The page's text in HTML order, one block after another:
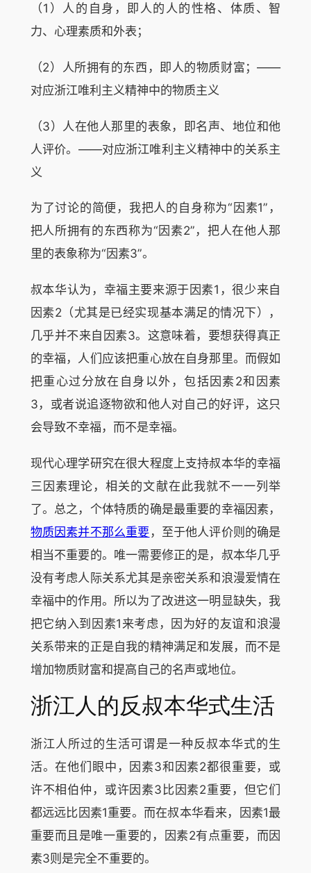
（1）人的自身，即人的人的性格、体质、智
力、心理素质和外表；
（2）人所拥有的东西，即人的物质财富；——
对应浙江唯利主义精神中的物质主义
（3）人在他人那里的表象，即名声、地位和他
人评价。——对应浙江唯利主义精神中的关系主
义
为了讨论的简便，我把人的自身称为“因素1”，
把人所拥有的东西称为“因素2”，把人在他人那
里的表象称为“因素3”。
叔本华认为，幸福主要来源于因素1，很少来自
因素2（尤其是已经实现基本满足的情况下），
几乎并不来自因素3。这意味着，要想获得真正
的幸福，人们应该把重心放在自身那里。而假如
把重心过分放在自身以外，包括因素2和因素
3，或者说追逐物欲和他人对自己的好评，这只
会导致不幸福，而不是幸福。
现代心理学研究在很大程度上支持叔本华的幸福
三因素理论，相关的文献在此我就不一一列举
了。总之，个体特质的确是最重要的幸福因素，
物质因素并不那么重要，至于他人评价则的确是
相当不重要的。唯一需要修正的是，叔本华几乎
没有考虑人际关系尤其是亲密关系和浪漫爱情在
幸福中的作用。所以为了改进这一明显缺失，我
把它纳入到因素1来考虑，因为好的友谊和浪漫
关系带来的正是自我的精神满足和发展，而不是
增加物质财富和提高自己的名声或地位。
浙江人的反叔本华式生活
浙江人所过的生活可谓是一种反叔本华式的生
活。在他们眼中，因素3和因素2都很重要，或
许不相伯仲，或许因素3比因素2重要，但它们
都远远比因素1重要。而在叔本华看来，因素1最
重要而且是唯一重要的，因素2有点重要，而因
素3则是完全不重要的。